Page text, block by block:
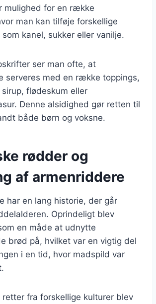
mulighed for en række
man kan tilføje forskellige
kanel, sukker eller vanilje.
ser man ofte, at
serveres med en række toppings,
flødeskum eller
Denne alsidighed gør retten til
både børn og voksne.
rødder og
af armenriddere
har en lang historie, der går
Oprindeligt blev
en måde at udnytte
brød på, hvilket var en vigtig del
i en tid, hvor madspild var
fra forskellige kulturer blev